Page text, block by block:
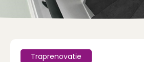
Traprenovatie